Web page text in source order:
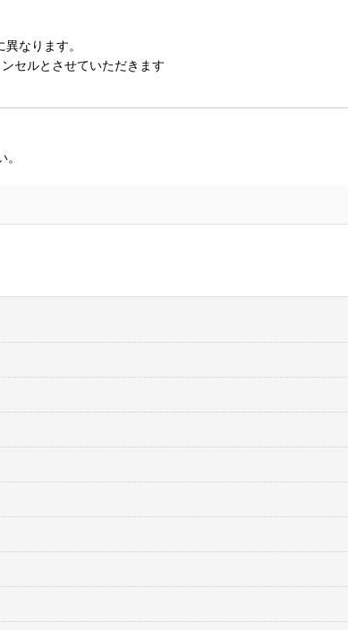
なります。
セルとさせていただきます